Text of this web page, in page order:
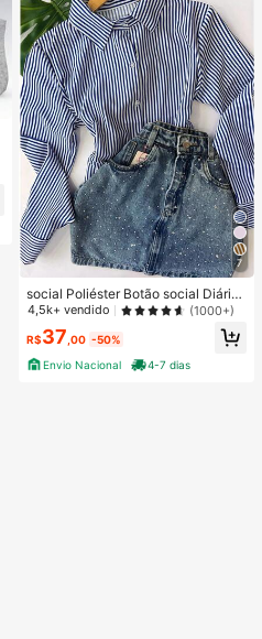
7
social Poliéster Botão social Diário
PRIMAVERA/VERAO/INVERNO
4,5k+ vendido (1000+)
R$37 ,00 -50%
Envio Nacional
4-7 dias